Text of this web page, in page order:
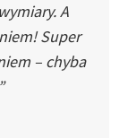
A
Super
– chyba